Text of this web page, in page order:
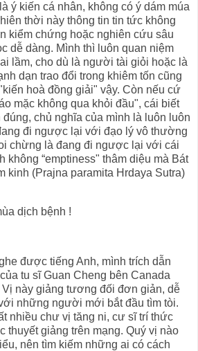
ý kiến cá nhân, không có ý dám múa
thời này thông tin tin tức không
kiểm chứng hoặc nghiên cứu sâu
dễ dàng. Mình thì luôn quan niệm
lầm, cho dù là người tài giỏi hoặc là
dạn trao đổi trong khiêm tốn cũng
hoà đồng giải" vậy. Còn nếu cứ
mặc không qua khỏi đầu", cái biết
chủ nghĩa của mình là luôn luôn
đi ngược lại với đạo lý vô thường
chừng là đang đi ngược lại với cái
không “emptiness" thâm diệu mà Bát
kinh (Prajna paramita Hrdaya Sutra)
dịch bệnh !
được tiếng Anh, mình trích dẫn
tu sĩ Guan Cheng bên Canada
này giảng tương đối đơn giản, dễ
những người mới bắt đầu tìm tòi.
nhiều chư vị tăng ni, cư sĩ trí thức
thuyết giảng trên mạng. Quý vị nào
nên tìm kiếm những ai có cách